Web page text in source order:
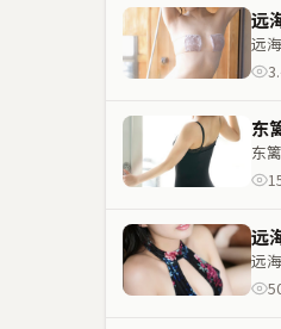
远
远
东
东
远
远